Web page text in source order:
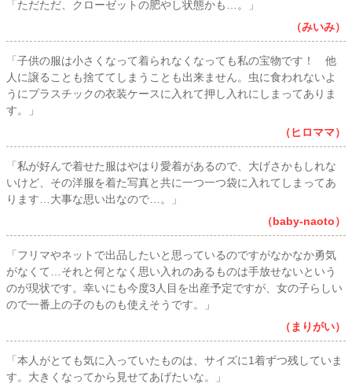
「ただただ、クローゼットの肥やし状態かも…。」
（みいみ）
「子供の服は小さくなって着られなくなっても私の宝物です！ 他
人に譲ることも捨ててしまうことも出来ません。虫に食われないよ
うにプラスチックの衣装ケースに入れて押し入れにしまってありま
す。」
（ヒロママ）
「私が好んで着せた服はやはり愛着があるので、大げさかもしれな
いけど、その洋服を着た写真と共に一つ一つ袋に入れてしまってあ
ります…大事な思い出なので…。」
（baby-naoto）
「フリマやネットで出品したいと思っているのですがなかなか勇気
がなくて…それと何となく思い入れのあるものは手放せないという
のが現状です。幸いにも今度3人目を出産予定ですが、女の子らしい
ので一番上の子のものも使えそうです。」
（まりがい）
「本人がとても気に入っていたものは、サイズに1着ずつ残していま
す。大きくなってから見せてあげたいな。」